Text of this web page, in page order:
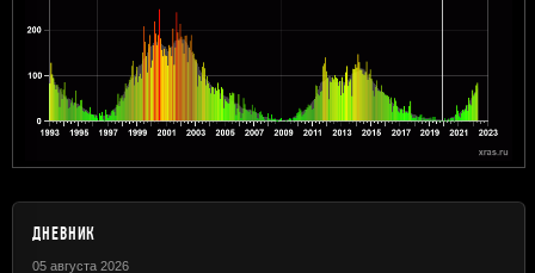
ДНЕВНИК
05 августа 2026